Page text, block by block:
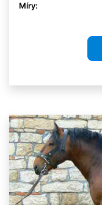
Míry: